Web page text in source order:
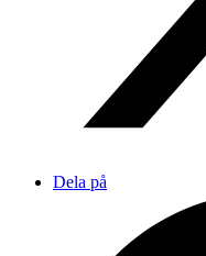
Dela på